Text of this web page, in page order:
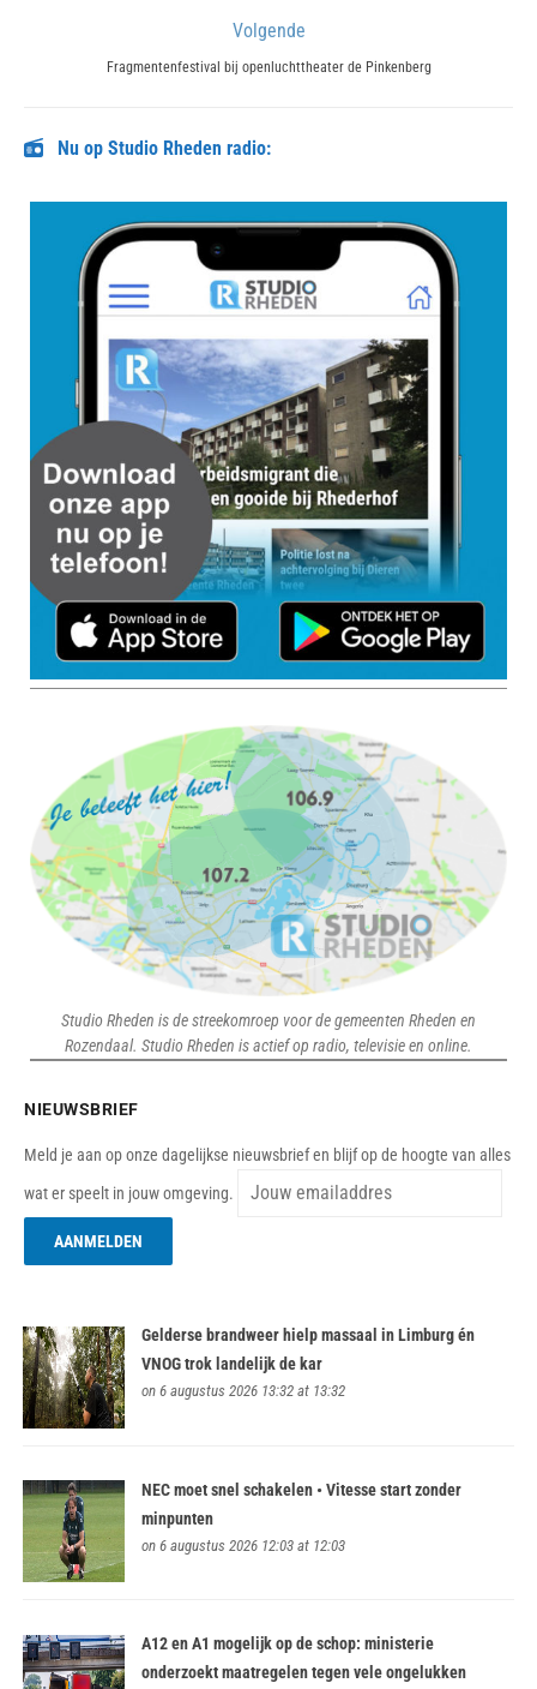
Volgende
Next
Fragmentenfestival bij openluchttheater de Pinkenberg
Nu op Studio Rheden radio:
Studio Rheden is de streekomroep voor de gemeenten Rheden en
Rozendaal. Studio Rheden is actief op radio, televisie en online.
NIEUWSBRIEF
Meld je aan op onze dagelijkse nieuwsbrief en blijf op de hoogte van alles
wat er speelt in jouw omgeving.
Gelderse brandweer hielp massaal in Limburg én
VNOG trok landelijk de kar
on 6 augustus 2026 13:32 at 13:32
NEC moet snel schakelen • Vitesse start zonder
minpunten
on 6 augustus 2026 12:03 at 12:03
A12 en A1 mogelijk op de schop: ministerie
onderzoekt maatregelen tegen vele ongelukken